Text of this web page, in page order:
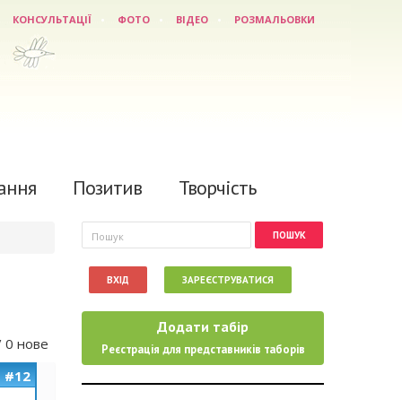
КОНСУЛЬТАЦІЇ ФОТО ВІДЕО РОЗМАЛЬОВКИ
Позитив Творчість
0 нове
#12
Пошукова форма
Пошук
ВХІД ЗАРЕЄСТРУВАТИСЯ
Додати табір
Реєстрація для представників таборів